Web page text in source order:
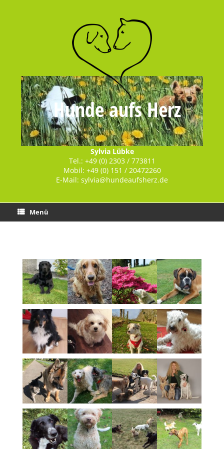
Hunde aufs Herz
Sylvia Lübke
Tel.: +49 (0) 2303 / 773811
Mobil: +49 (0) 151 / 20472260
E-Mail: sylvia@hundeaufsherz.de
Menü